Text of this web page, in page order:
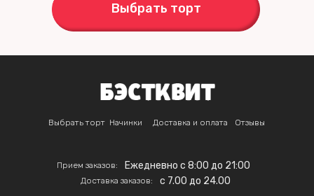
Выбрать торт
Выбрать торт Начинки Доставка и оплата Отзывы
Прием заказов: Ежедневно с 8:00 до 21:00
Доставка заказов: c 7.00 до 24.00